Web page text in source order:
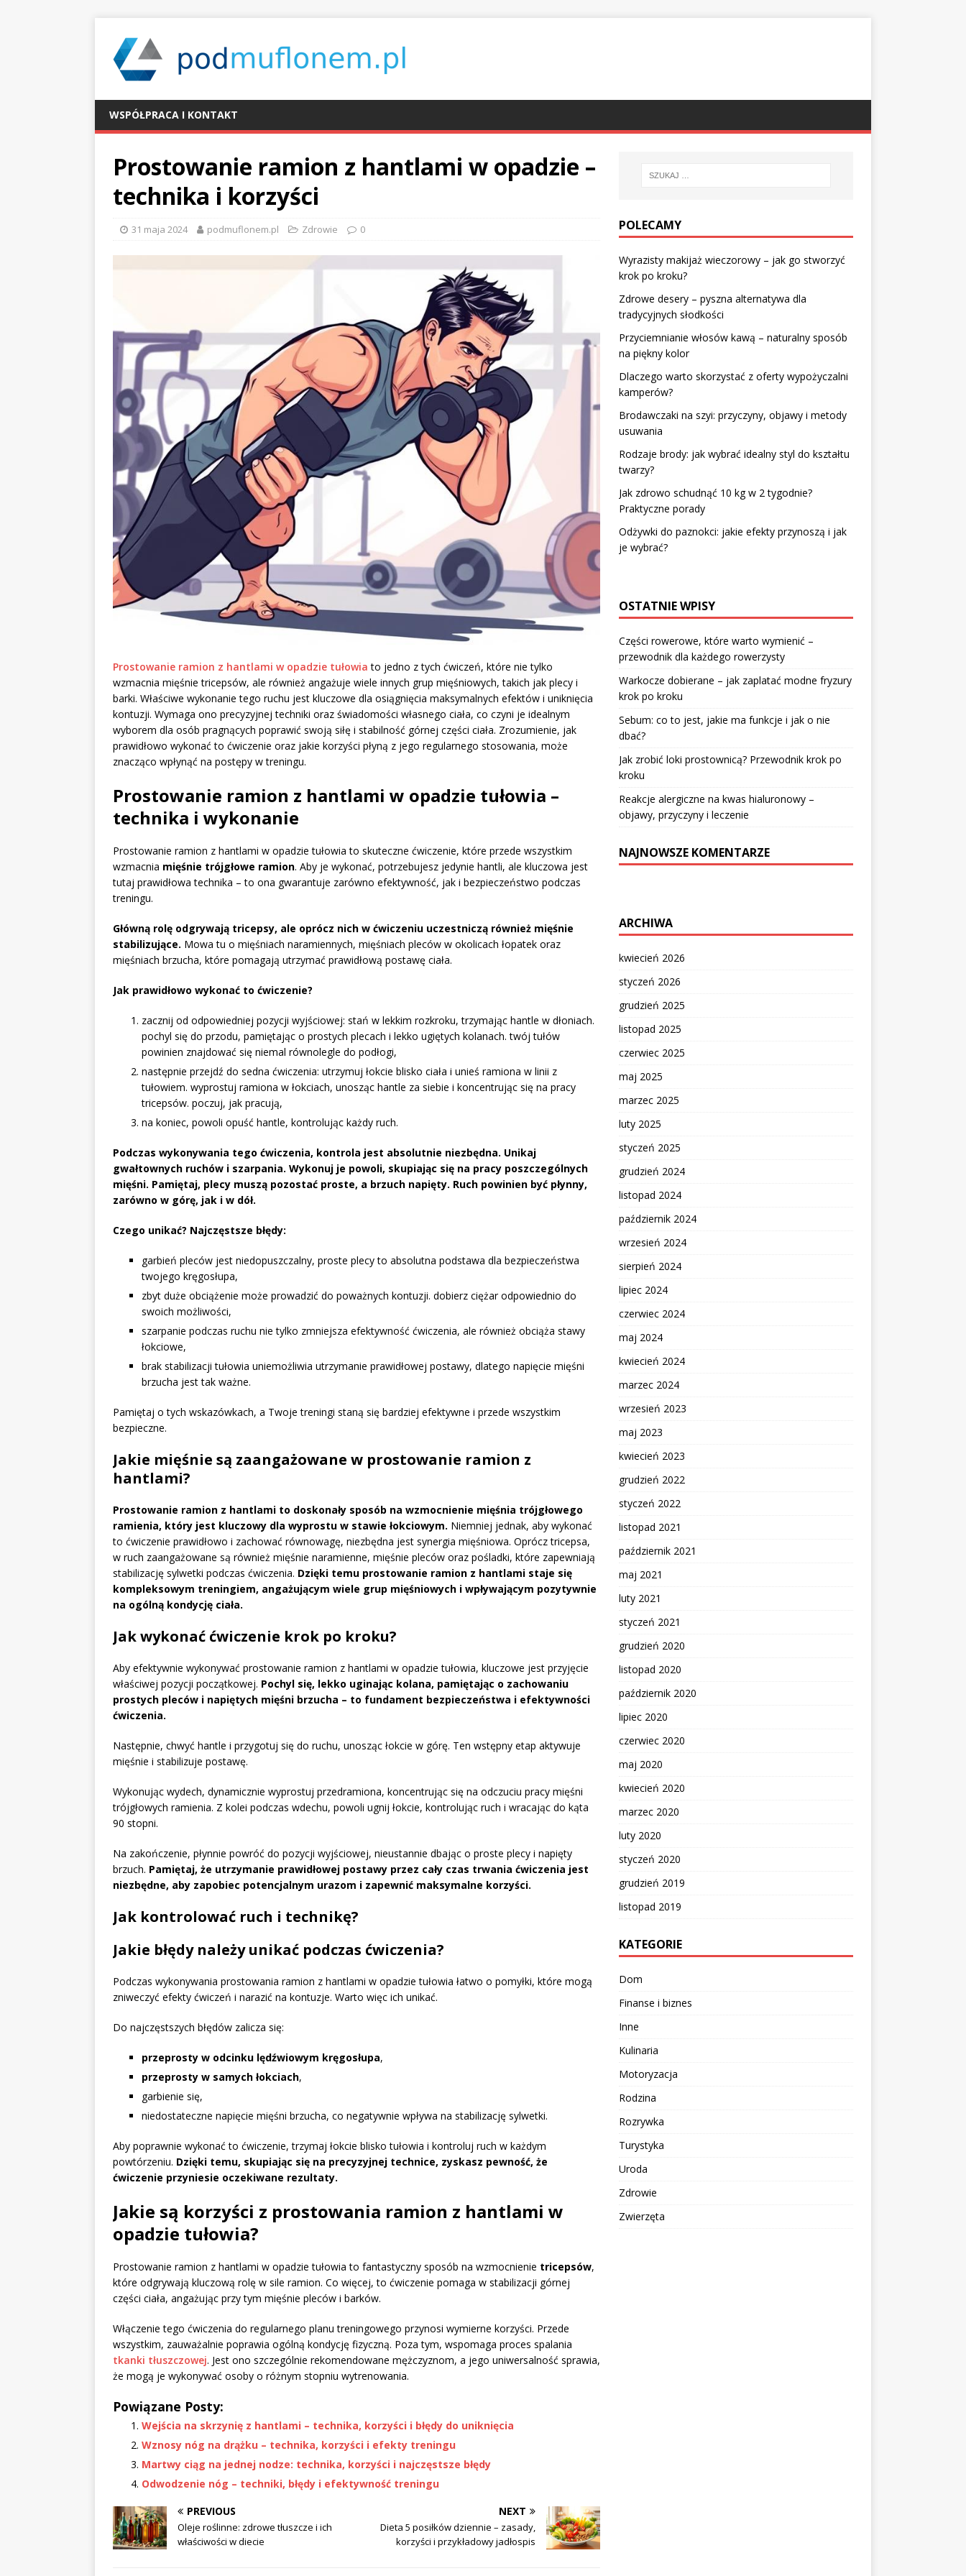
WSPÓŁPRACA I KONTAKT
Prostowanie ramion z hantlami w opadzie –
technika i korzyści
31 maja 2024 podmuflonem.pl Zdrowie 0
Prostowanie ramion z hantlami w opadzie tułowia to jedno z tych ćwiczeń, które nie tylko
wzmacnia mięśnie tricepsów, ale również angażuje wiele innych grup mięśniowych, takich jak plecy i
barki. Właściwe wykonanie tego ruchu jest kluczowe dla osiągnięcia maksymalnych efektów i uniknięcia
kontuzji. Wymaga ono precyzyjnej techniki oraz świadomości własnego ciała, co czyni je idealnym
wyborem dla osób pragnących poprawić swoją siłę i stabilność górnej części ciała. Zrozumienie, jak
prawidłowo wykonać to ćwiczenie oraz jakie korzyści płyną z jego regularnego stosowania, może
znacząco wpłynąć na postępy w treningu.
Prostowanie ramion z hantlami w opadzie tułowia –
technika i wykonanie
Prostowanie ramion z hantlami w opadzie tułowia to skuteczne ćwiczenie, które przede wszystkim
wzmacnia mięśnie trójgłowe ramion. Aby je wykonać, potrzebujesz jedynie hantli, ale kluczowa jest
tutaj prawidłowa technika – to ona gwarantuje zarówno efektywność, jak i bezpieczeństwo podczas
treningu.
Główną rolę odgrywają tricepsy, ale oprócz nich w ćwiczeniu uczestniczą również mięśnie
stabilizujące. Mowa tu o mięśniach naramiennych, mięśniach pleców w okolicach łopatek oraz
mięśniach brzucha, które pomagają utrzymać prawidłową postawę ciała.
Jak prawidłowo wykonać to ćwiczenie?
zacznij od odpowiedniej pozycji wyjściowej: stań w lekkim rozkroku, trzymając hantle w dłoniach.
pochyl się do przodu, pamiętając o prostych plecach i lekko ugiętych kolanach. twój tułów
powinien znajdować się niemal równolegle do podłogi,
następnie przejdź do sedna ćwiczenia: utrzymuj łokcie blisko ciała i unieś ramiona w linii z
tułowiem. wyprostuj ramiona w łokciach, unosząc hantle za siebie i koncentrując się na pracy
tricepsów. poczuj, jak pracują,
na koniec, powoli opuść hantle, kontrolując każdy ruch.
Podczas wykonywania tego ćwiczenia, kontrola jest absolutnie niezbędna. Unikaj
gwałtownych ruchów i szarpania. Wykonuj je powoli, skupiając się na pracy poszczególnych
mięśni. Pamiętaj, plecy muszą pozostać proste, a brzuch napięty. Ruch powinien być płynny,
zarówno w górę, jak i w dół.
Czego unikać? Najczęstsze błędy:
garbień pleców jest niedopuszczalny, proste plecy to absolutna podstawa dla bezpieczeństwa
twojego kręgosłupa,
zbyt duże obciążenie może prowadzić do poważnych kontuzji. dobierz ciężar odpowiednio do
swoich możliwości,
szarpanie podczas ruchu nie tylko zmniejsza efektywność ćwiczenia, ale również obciąża stawy
łokciowe,
brak stabilizacji tułowia uniemożliwia utrzymanie prawidłowej postawy, dlatego napięcie mięśni
brzucha jest tak ważne.
Pamiętaj o tych wskazówkach, a Twoje treningi staną się bardziej efektywne i przede wszystkim
bezpieczne.
Jakie mięśnie są zaangażowane w prostowanie ramion z
hantlami?
Prostowanie ramion z hantlami to doskonały sposób na wzmocnienie mięśnia trójgłowego
ramienia, który jest kluczowy dla wyprostu w stawie łokciowym. Niemniej jednak, aby wykonać
to ćwiczenie prawidłowo i zachować równowagę, niezbędna jest synergia mięśniowa. Oprócz tricepsa,
w ruch zaangażowane są również mięśnie naramienne, mięśnie pleców oraz pośladki, które zapewniają
stabilizację sylwetki podczas ćwiczenia. Dzięki temu prostowanie ramion z hantlami staje się
kompleksowym treningiem, angażującym wiele grup mięśniowych i wpływającym pozytywnie
na ogólną kondycję ciała.
Jak wykonać ćwiczenie krok po kroku?
Aby efektywnie wykonywać prostowanie ramion z hantlami w opadzie tułowia, kluczowe jest przyjęcie
właściwej pozycji początkowej. Pochyl się, lekko uginając kolana, pamiętając o zachowaniu
prostych pleców i napiętych mięśni brzucha – to fundament bezpieczeństwa i efektywności
ćwiczenia.
Następnie, chwyć hantle i przygotuj się do ruchu, unosząc łokcie w górę. Ten wstępny etap aktywuje
mięśnie i stabilizuje postawę.
Wykonując wydech, dynamicznie wyprostuj przedramiona, koncentrując się na odczuciu pracy mięśni
trójgłowych ramienia. Z kolei podczas wdechu, powoli ugnij łokcie, kontrolując ruch i wracając do kąta
90 stopni.
Na zakończenie, płynnie powróć do pozycji wyjściowej, nieustannie dbając o proste plecy i napięty
brzuch. Pamiętaj, że utrzymanie prawidłowej postawy przez cały czas trwania ćwiczenia jest
niezbędne, aby zapobiec potencjalnym urazom i zapewnić maksymalne korzyści.
Jak kontrolować ruch i technikę?
Jakie błędy należy unikać podczas ćwiczenia?
Podczas wykonywania prostowania ramion z hantlami w opadzie tułowia łatwo o pomyłki, które mogą
zniweczyć efekty ćwiczeń i narazić na kontuzje. Warto więc ich unikać.
Do najczęstszych błędów zalicza się:
przeprosty w odcinku lędźwiowym kręgosłupa,
przeprosty w samych łokciach,
garbienie się,
niedostateczne napięcie mięśni brzucha, co negatywnie wpływa na stabilizację sylwetki.
Aby poprawnie wykonać to ćwiczenie, trzymaj łokcie blisko tułowia i kontroluj ruch w każdym
powtórzeniu. Dzięki temu, skupiając się na precyzyjnej technice, zyskasz pewność, że
ćwiczenie przyniesie oczekiwane rezultaty.
Jakie są korzyści z prostowania ramion z hantlami w
opadzie tułowia?
Prostowanie ramion z hantlami w opadzie tułowia to fantastyczny sposób na wzmocnienie tricepsów,
które odgrywają kluczową rolę w sile ramion. Co więcej, to ćwiczenie pomaga w stabilizacji górnej
części ciała, angażując przy tym mięśnie pleców i barków.
Włączenie tego ćwiczenia do regularnego planu treningowego przynosi wymierne korzyści. Przede
wszystkim, zauważalnie poprawia ogólną kondycję fizyczną. Poza tym, wspomaga proces spalania
tkanki tłuszczowej. Jest ono szczególnie rekomendowane mężczyznom, a jego uniwersalność sprawia,
że mogą je wykonywać osoby o różnym stopniu wytrenowania.
Powiązane Posty:
Wejścia na skrzynię z hantlami – technika, korzyści i błędy do uniknięcia
Wznosy nóg na drążku – technika, korzyści i efekty treningu
Martwy ciąg na jednej nodze: technika, korzyści i najczęstsze błędy
Odwodzenie nóg – techniki, błędy i efektywność treningu
PREVIOUS
Oleje roślinne: zdrowe tłuszcze i ich
właściwości w diecie
NEXT
Dieta 5 posiłków dziennie – zasady,
korzyści i przykładowy jadłospis
POLECAMY
Wyrazisty makijaż wieczorowy – jak go stworzyć
krok po kroku?
Zdrowe desery – pyszna alternatywa dla
tradycyjnych słodkości
Przyciemnianie włosów kawą – naturalny sposób
na piękny kolor
Dlaczego warto skorzystać z oferty wypożyczalni
kamperów?
Brodawczaki na szyi: przyczyny, objawy i metody
usuwania
Rodzaje brody: jak wybrać idealny styl do kształtu
twarzy?
Jak zdrowo schudnąć 10 kg w 2 tygodnie?
Praktyczne porady
Odżywki do paznokci: jakie efekty przynoszą i jak
je wybrać?
OSTATNIE WPISY
Części rowerowe, które warto wymienić –
przewodnik dla każdego rowerzysty
Warkocze dobierane – jak zaplatać modne fryzury
krok po kroku
Sebum: co to jest, jakie ma funkcje i jak o nie
dbać?
Jak zrobić loki prostownicą? Przewodnik krok po
kroku
Reakcje alergiczne na kwas hialuronowy –
objawy, przyczyny i leczenie
NAJNOWSZE KOMENTARZE
ARCHIWA
kwiecień 2026
styczeń 2026
grudzień 2025
listopad 2025
czerwiec 2025
maj 2025
marzec 2025
luty 2025
styczeń 2025
grudzień 2024
listopad 2024
październik 2024
wrzesień 2024
sierpień 2024
lipiec 2024
czerwiec 2024
maj 2024
kwiecień 2024
marzec 2024
wrzesień 2023
maj 2023
kwiecień 2023
grudzień 2022
styczeń 2022
listopad 2021
październik 2021
maj 2021
luty 2021
styczeń 2021
grudzień 2020
listopad 2020
październik 2020
lipiec 2020
czerwiec 2020
maj 2020
kwiecień 2020
marzec 2020
luty 2020
styczeń 2020
grudzień 2019
listopad 2019
KATEGORIE
Dom
Finanse i biznes
Inne
Kulinaria
Motoryzacja
Rodzina
Rozrywka
Turystyka
Uroda
Zdrowie
Zwierzęta